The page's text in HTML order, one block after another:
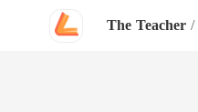
The Teacher /